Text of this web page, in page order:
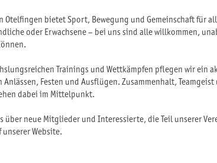
Otelfingen bietet Sport, Bewegung und Gemeinschaft für
oder Erwachsene – bei uns sind alle willkommen,
Trainings und Wettkämpfen pflegen wir ein
Anlässen, Festen und Ausflügen. Zusammenhalt,
dabei im Mittelpunkt.
über neue Mitglieder und Interessierte, die Teil unserer
Website.